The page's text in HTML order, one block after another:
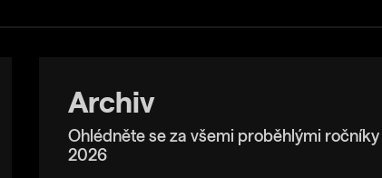
Archiv
Ohlédněte se za všemi proběhlými
2026